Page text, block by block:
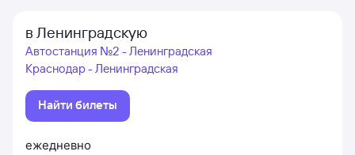
в Ленинградскую
Автостанция №2 - Ленинградская
Краснодар - Ленинградская
Найти билеты
ежедневно